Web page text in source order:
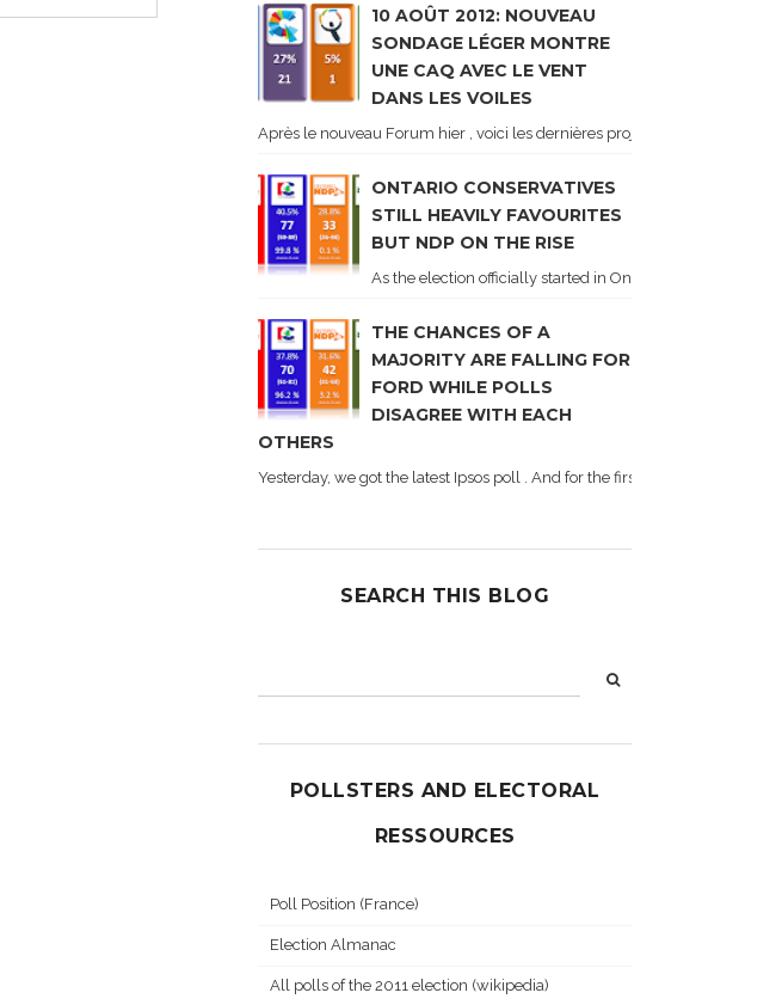
10 AOÛT 2012: NOUVEAU
SONDAGE LÉGER MONTRE
UNE CAQ AVEC LE VENT
DANS LES VOILES
Après le nouveau Forum hier , voici les dernières projections basées sur
ONTARIO CONSERVATIVES
STILL HEAVILY FAVOURITES
BUT NDP ON THE RISE
As the election officially started in Ontario, some
THE CHANCES OF A
MAJORITY ARE FALLING FOR
FORD WHILE POLLS
DISAGREE WITH EACH
OTHERS
Yesterday, we got the latest Ipsos poll . And for the first time during this
SEARCH THIS BLOG
POLLSTERS AND ELECTORAL
RESSOURCES
Poll Position (France)
Election Almanac
All polls of the 2011 election (wikipedia)